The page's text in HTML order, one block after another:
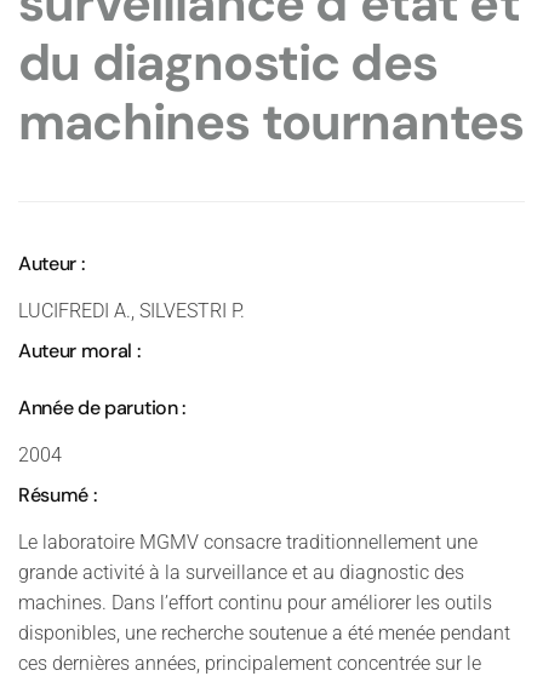
du diagnostic des
machines tournantes
Auteur :
LUCIFREDI A., SILVESTRI P.
Auteur moral :
Année de parution :
2004
Résumé :
Le laboratoire MGMV consacre traditionnellement une
grande activité à la surveillance et au diagnostic des
machines. Dans l’effort continu pour améliorer les outils
disponibles, une recherche soutenue a été menée pendant
ces dernières années, principalement concentrée sur le